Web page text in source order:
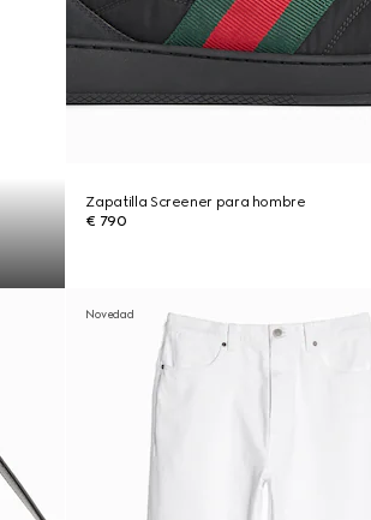
Zapatilla Screener para hombre
€ 790
Novedad